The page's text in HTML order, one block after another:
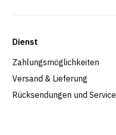
Dienst
Zahlungsmöglichkeiten
Versand & Lieferung
Rücksendungen und Service